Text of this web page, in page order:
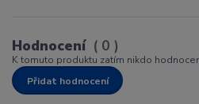
Hodnocení 0
K tomuto produktu zatím nikdo
Přidat hodnocení